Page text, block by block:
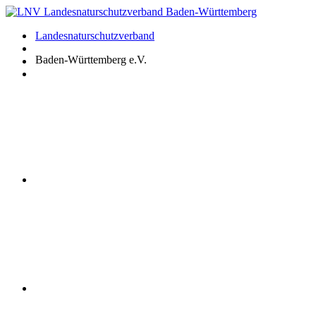
Zum
springenLandesnaturschutzverband
Baden-Württemberg e.V.